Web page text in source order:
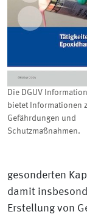
Die DGUV
bietet Informationen
Gefährdungen und
Schutzmaßnahmen.
gesonderten
damit
Erstellung von